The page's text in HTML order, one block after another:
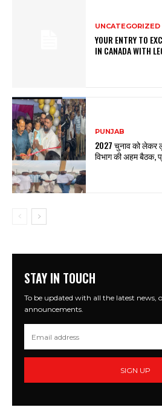
UNCATEGORIZED
YOUR ENTRY TO
IN CANADA WITH
PUNJAB
2027 चुनाव को लेकर
विभाग की अहम बैठक,
STAY IN TOUCH
To be updated with all the latest news,
announcements.
SIGN UP